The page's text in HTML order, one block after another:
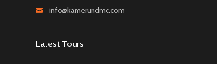
info@kamerundmc.com
Latest Tours